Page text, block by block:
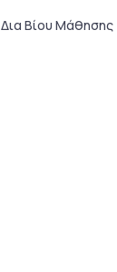
Βίου Μάθησης